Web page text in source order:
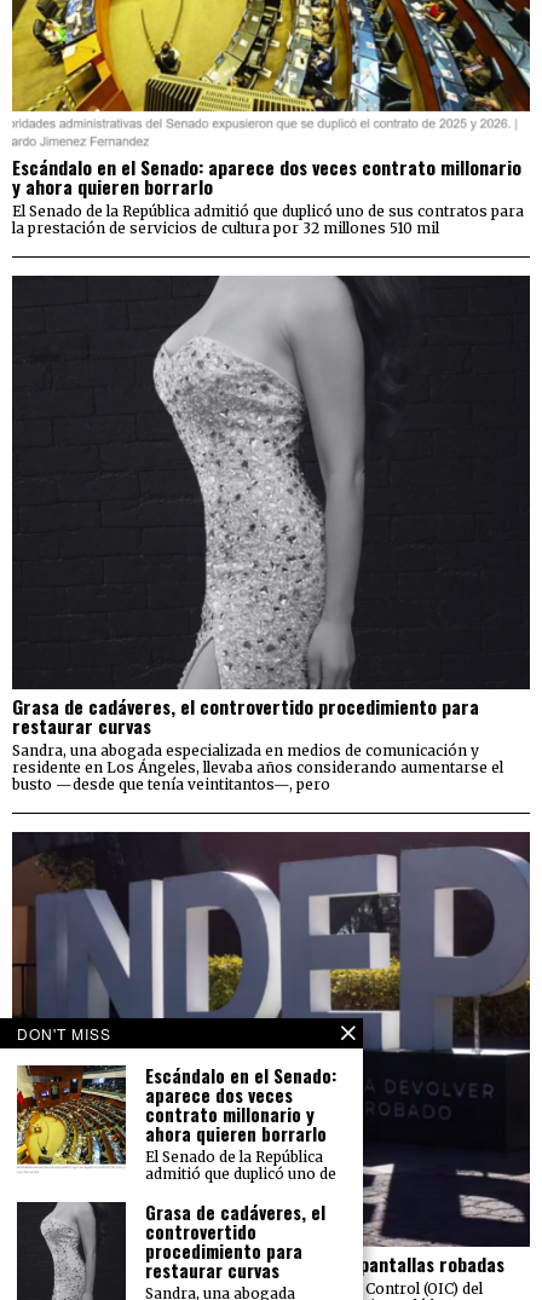
Escándalo en el Senado: aparece dos veces contrato millonario
y ahora quieren borrarlo
El Senado de la República admitió que duplicó uno de sus contratos para
la prestación de servicios de cultura por 32 millones 510 mil
Grasa de cadáveres, el controvertido procedimiento para
restaurar curvas
Sandra, una abogada especializada en medios de comunicación y
residente en Los Ángeles, llevaba años considerando aumentarse el
busto —desde que tenía veintitantos—, pero
El Indep pierde más de 23 mdp en carros y pantallas robadas
Una auditoría realizada por el Órgano Interno de Control (OIC) del
DON'T MISS
Escándalo en el Senado:
aparece dos veces
contrato millonario y
ahora quieren borrarlo
El Senado de la República
admitió que duplicó uno de
Grasa de cadáveres, el
controvertido
procedimiento para
restaurar curvas
Sandra, una abogada